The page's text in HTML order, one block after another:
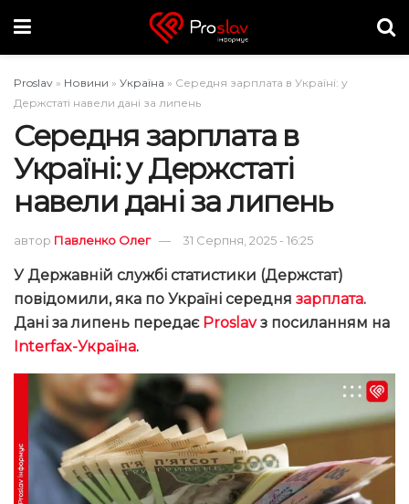
Proslav » Новини » Україна » Середня зарплата в Україні: у
Держстаті навели дані за липень
Середня зарплата в
Україні: у Держстаті
навели дані за липень
автор Павленко Олег 31 Серпня, 2025 - 16:25
У Державній службі статистики (Держстат)
повідомили, яка по Україні середня зарплата.
Дані за липень передає Proslav з посиланням на
Interfax-Україна.